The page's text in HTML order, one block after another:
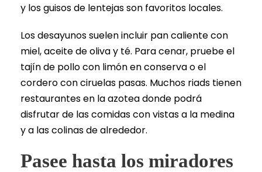
y los guisos de lentejas son favoritos locales.
Los desayunos suelen incluir pan caliente con
miel, aceite de oliva y té. Para cenar, pruebe el
tajín de pollo con limón en conserva o el
cordero con ciruelas pasas. Muchos riads tienen
restaurantes en la azotea donde podrá
disfrutar de las comidas con vistas a la medina
y a las colinas de alrededor.
Pasee hasta los miradores